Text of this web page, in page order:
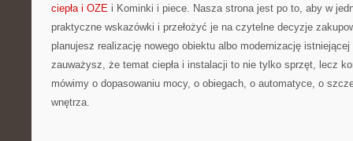
ciepła i OZE i Kominki i piece. Nasza strona jest po to, aby w
praktyczne wskazówki i przełożyć je na czytelne decyzje
planujesz realizację nowego obiektu albo modernizację istniejącej
zauważysz, że temat ciepła i instalacji to nie tylko sprzęt, lecz
mówimy o dopasowaniu mocy, o obiegach, o automatyce, o
wnętrza.